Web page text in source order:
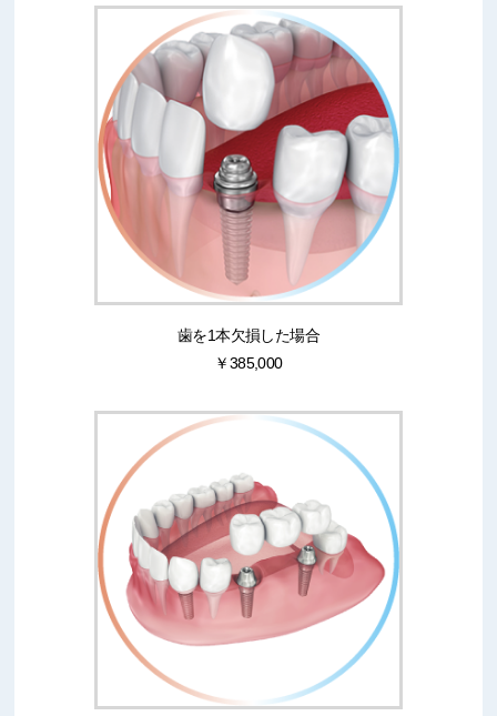
歯を1本欠損した場合
￥385,000